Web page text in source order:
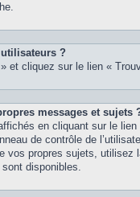
?
et cliquez sur le lien «
messages et sujets
en cliquant sur le
de contrôle de
vos propres sujets, utilisez
disponibles.